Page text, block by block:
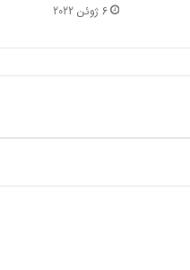
6 ژوئن 2022